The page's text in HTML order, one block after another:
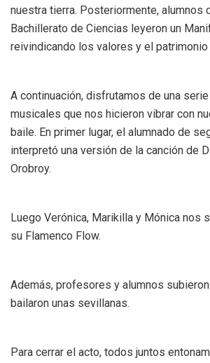
nuestra tierra. Posteriormente, alumnos
Bachillerato de Ciencias leyeron un
reivindicando los valores y el patrimonio
A continuación, disfrutamos de una
musicales que nos hicieron vibrar con
baile. En primer lugar, el alumnado de
interpretó una versión de la canción de
Orobroy.
Luego Verónica, Marikilla y Mónica nos
su Flamenco Flow.
Además, profesores y alumnos
bailaron unas sevillanas.
Para cerrar el acto, todos juntos